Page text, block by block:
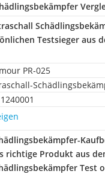
Testsieger aus
PR-025
richtige Produkt aus
Test